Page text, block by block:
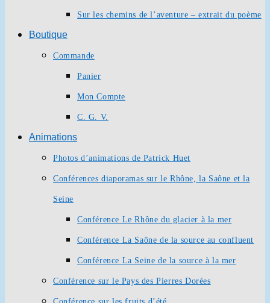
Sur les chemins de l’aventure – extrait du poème
Boutique
Commande
Panier
Mon Compte
C. G. V.
Animations
Photos d’animations de Patrick Huet
Conférences diaporamas sur le Rhône, la Saône et la
Seine
Conférence Le Rhône du glacier à la mer
Conférence La Saône de la source au confluent
Conférence La Seine de la source à la mer
Conférence sur le Pays des Pierres Dorées